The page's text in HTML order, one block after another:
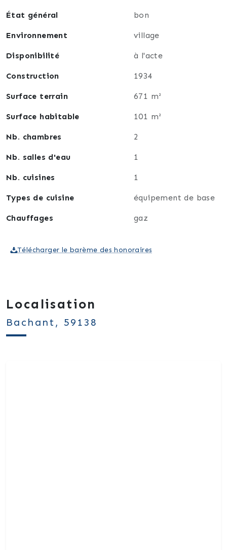
État général bon
Environnement village
Disponibilité à l'acte
Construction 1934
Surface terrain 671 m²
Surface habitable 101 m²
Nb. chambres 2
Nb. salles d'eau 1
Nb. cuisines 1
Types de cuisine équipement de base
Chauffages gaz
Télécharger le barème des honoraires
Localisation
Bachant, 59138